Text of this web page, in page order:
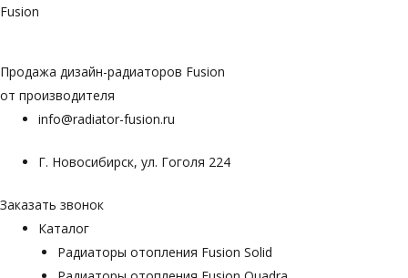
Перейти
Fusion
Продажа дизайн-радиаторов Fusion
от производителя
info@radiator-fusion.ru
Г. Новосибирск, ул. Гоголя 224
Заказать звонок
Каталог
Радиаторы отопления Fusion Solid